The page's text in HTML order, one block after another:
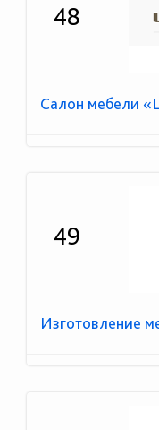
48
Салон мебели
49
Изготовление